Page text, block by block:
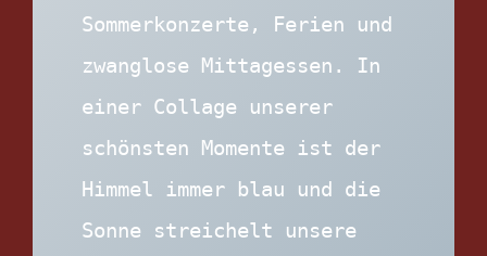
Sommerkonzerte, Ferien und
zwanglose Mittagessen. In
einer Collage unserer
schönsten Momente ist der
Himmel immer blau und die
Sonne streichelt unsere